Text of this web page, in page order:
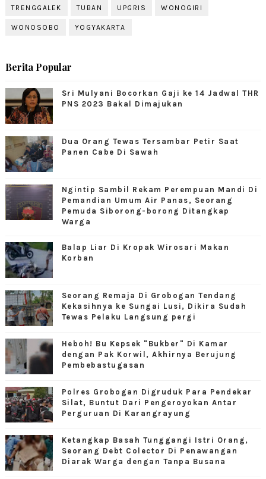
TRENGGALEK TUBAN UPGRIS WONOGIRI
WONOSOBO YOGYAKARTA
Berita Popular
Sri Mulyani Bocorkan Gaji ke 14 Jadwal THR
PNS 2023 Bakal Dimajukan
Dua Orang Tewas Tersambar Petir Saat
Panen Cabe Di Sawah
Ngintip Sambil Rekam Perempuan Mandi Di
Pemandian Umum Air Panas, Seorang
Pemuda Siborong-borong Ditangkap
Warga
Balap Liar Di Kropak Wirosari Makan
Korban
Seorang Remaja Di Grobogan Tendang
Kekasihnya ke Sungai Lusi, Dikira Sudah
Tewas Pelaku Langsung pergi
Heboh! Bu Kepsek "Bukber" Di Kamar
dengan Pak Korwil, Akhirnya Berujung
Pembebastugasan
Polres Grobogan Digruduk Para Pendekar
Silat, Buntut Dari Pengeroyokan Antar
Perguruan Di Karangrayung
Ketangkap Basah Tunggangi Istri Orang,
Seorang Debt Colector Di Penawangan
Diarak Warga dengan Tanpa Busana